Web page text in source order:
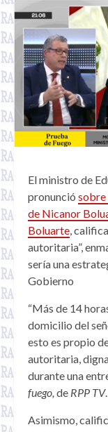
El ministro de
pronunció sobre
de Nicanor
Boluarte ,
autoritaria”,
sería una
Gobierno
“Más de 14
domicilio del
esto es propio
autoritaria,
durante una
fuego, de RPP TV.
Asimismo,